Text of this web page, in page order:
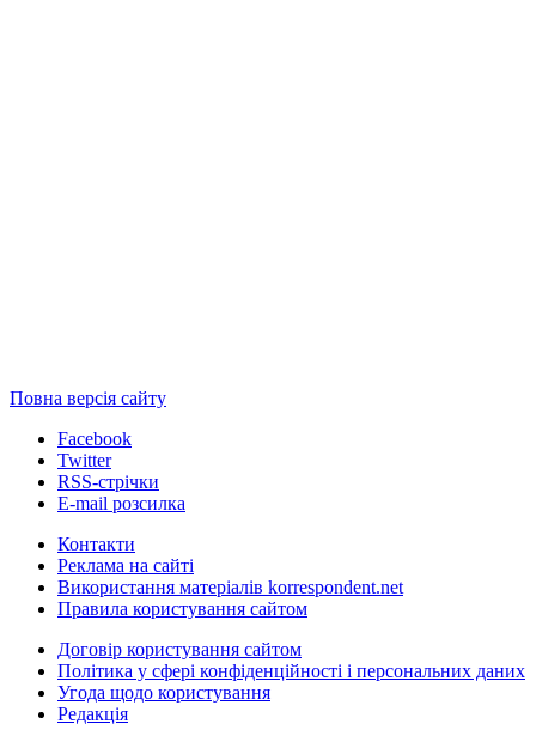
Повна версія сайту
Facebook
Twitter
RSS-стрічки
E-mail розсилка
Контакти
Реклама на сайті
Використання матеріалів korrespondent.net
Правила користування сайтом
Договір користування сайтом
Політика у сфері конфіденційності і персональних даних
Угода щодо користування
Редакція